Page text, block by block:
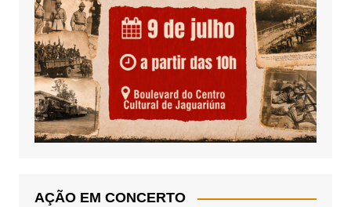
AÇÃO EM CONCERTO